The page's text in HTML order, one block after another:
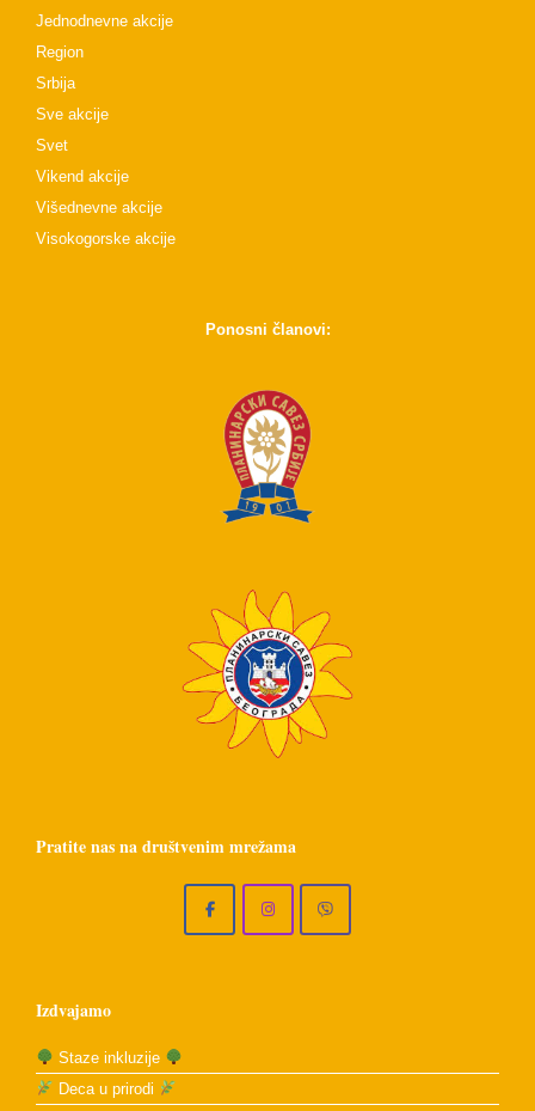
Jednodnevne akcije
Region
Srbija
Sve akcije
Svet
Vikend akcije
Višednevne akcije
Visokogorske akcije
Ponosni članovi:
Pratite nas na društvenim mrežama
Izdvajamo
Staze inkluzije
Deca u prirodi